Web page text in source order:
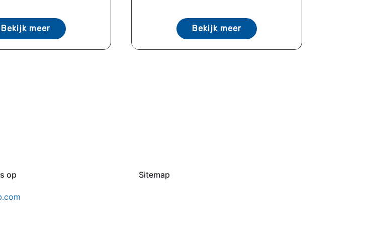
Bekijk meer Bekijk meer
op Sitemap